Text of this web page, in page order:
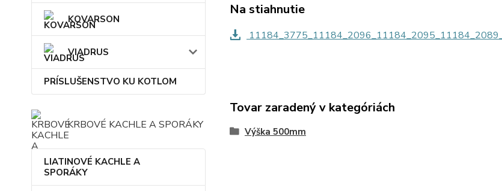
KOVARSON
VIADRUS
PRÍSLUŠENSTVO KU KOTLOM
KRBOVÉ KACHLE A SPORÁKY
LIATINOVÉ KACHLE A
SPORÁKY
Na stiahnutie
Tovar zaradený v kategóriách
Výška 500mm